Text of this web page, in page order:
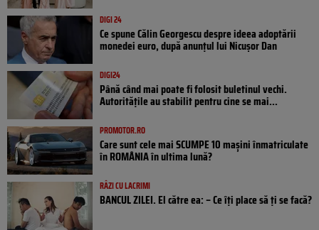
DIGI 24
Ce spune Călin Georgescu despre ideea adoptării
monedei euro, după anunțul lui Nicușor Dan
DIGI24
Până când mai poate fi folosit buletinul vechi.
Autoritățile au stabilit pentru cine se mai...
PROMOTOR.RO
Care sunt cele mai SCUMPE 10 mașini înmatriculate
în ROMÂNIA în ultima lună?
RÂZI CU LACRIMI
BANCUL ZILEI. El către ea: – Ce îți place să ți se facă?